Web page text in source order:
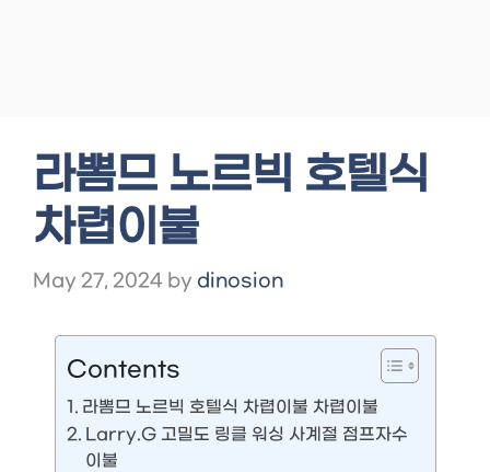
라뽐므 노르빅 호텔식
차렵이불
May 27, 2024 by dinosion
Contents
라뽐므 노르빅 호텔식 차렵이불 차렵이불
Larry.G 고밀도 링클 워싱 사계절 점프자수
이불